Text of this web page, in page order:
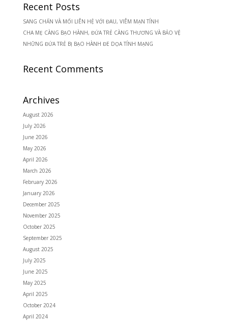
Recent Posts
SANG CHẤN VÀ MỐI LIÊN HỆ VỚI ĐAU, VIÊM MẠN TÍNH
CHA MẸ CÀNG BẠO HÀNH, ĐỨA TRẺ CÀNG THƯƠNG VÀ BẢO VỆ
NHỮNG ĐỨA TRẺ BỊ BẠO HÀNH ĐE DỌA TÍNH MẠNG
Recent Comments
Archives
August 2026
July 2026
June 2026
May 2026
April 2026
March 2026
February 2026
January 2026
December 2025
November 2025
October 2025
September 2025
August 2025
July 2025
June 2025
May 2025
April 2025
October 2024
April 2024